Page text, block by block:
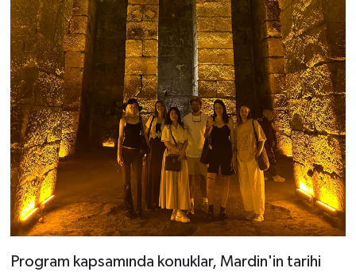
Program kapsamında konuklar, Mardin'in tarihi